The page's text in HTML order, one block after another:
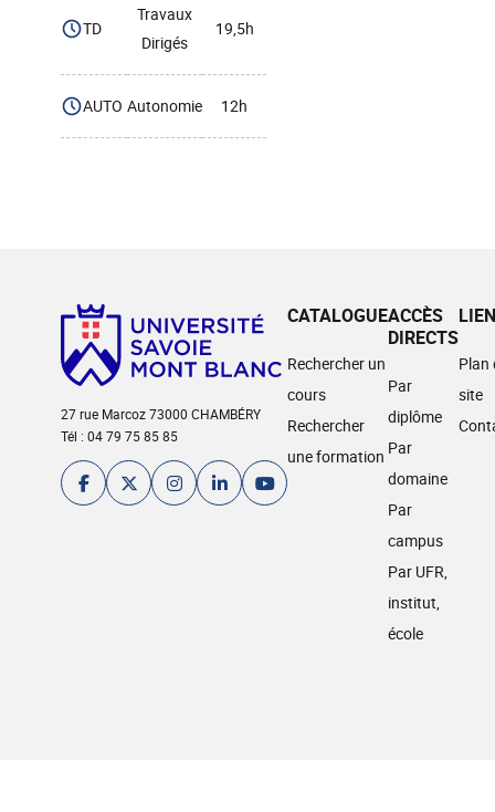
TD
Travaux
Dirigés
19,5h
AUTO Autonomie 12h
27 rue Marcoz 73000 CHAMBÉRY
Tél : 04 79 75 85 85
CATALOGUE
Rechercher un
cours
Rechercher
une formation
ACCÈS
DIRECTS
Par
diplôme
Par
domaine
Par
campus
Par UFR,
institut,
école
Plan
site